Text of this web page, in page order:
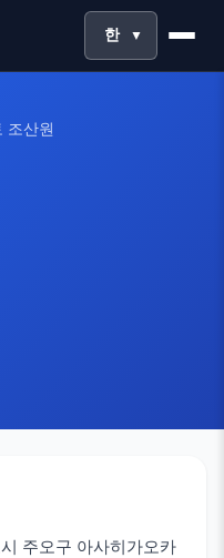
한 ▼
조산원
주오구 아사히가오카